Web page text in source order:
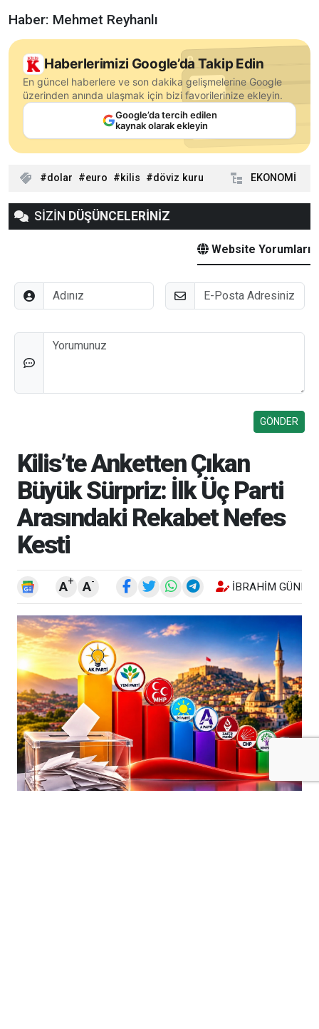
Haber: Mehmet Reyhanlı
Haberlerimizi Google’da Takip Edin
En güncel haberlere ve son dakika gelişmelerine Google
üzerinden anında ulaşmak için bizi favorilerinize ekleyin.
Google’da tercih edilen
kaynak olarak ekleyin
dolar euro kilis döviz kuru EKONOMİ
SİZİN DÜŞÜNCELERİNİZ
Website Yorumları
Adınız E-Posta
Düşünceleriniz
Kilis’te Anketten Çıkan
Büyük Sürpriz: İlk Üç Parti
Arasındaki Rekabet Nefes
Kesti
A+ A- İBRAHIM GÜNEŞ